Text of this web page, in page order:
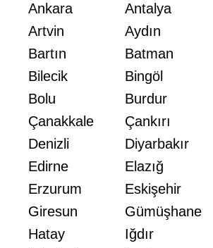
Ankara
Antalya
Artvin
Aydın
Bartın
Batman
Bilecik
Bingöl
Bolu
Burdur
Çanakkale
Çankırı
Denizli
Diyarbakır
Edirne
Elazığ
Erzurum
Eskişehir
Giresun
Gümüşhane
Hatay
Iğdır